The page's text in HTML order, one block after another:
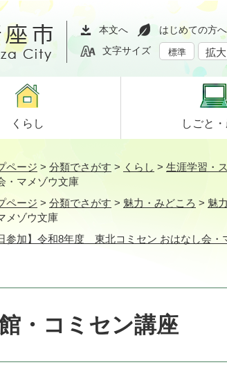
本文へ はじめての方へ
文字サイズ
標準 拡大
くらし しごと・
ページ > 分類でさがす > くらし > 生涯学習・
・マメゾウ文庫
ページ > 分類でさがす > 魅力・みどころ > 魅力
メゾウ文庫
参加】令和8年度 東北コミセン おはなし会・
・コミセン講座